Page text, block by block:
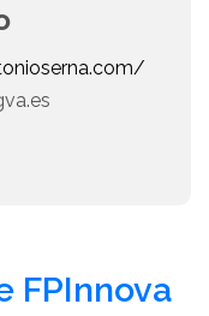
FPInnova